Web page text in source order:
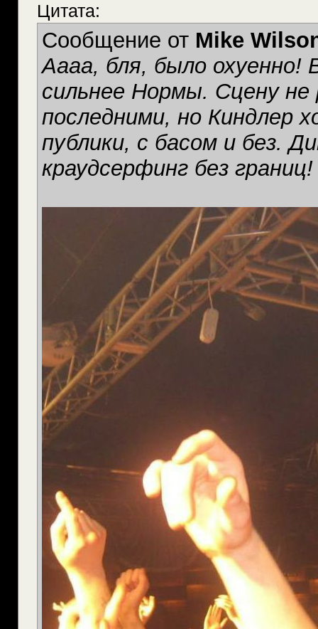
Цитата:
Сообщение от Mike
Аааа, бля, было охуенно!
сильнее Нормы. Сцену не
последними, но Киндлер
публики, с басом и без.
краудсерфинг без границ!